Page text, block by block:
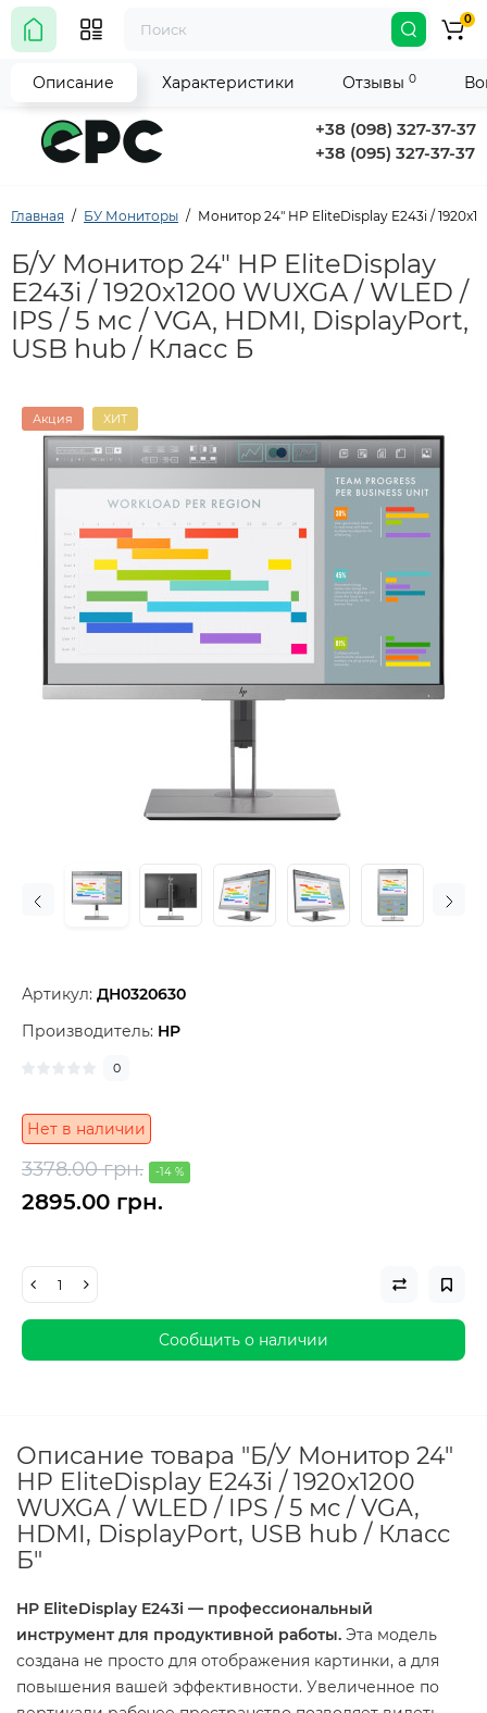
+38 (098) 327-37-37
+38 (095) 327-37-37
0
Главная БУ Мониторы Монитор 24" HP EliteDisplay E243i /
Б/У Монитор 24" HP EliteDisplay
E243i / 1920x1200 WUXGA / WLED /
IPS / 5 мс / VGA, HDMI, DisplayPort,
USB hub / Класс Б
Акция ХИТ
Артикул: ДН0320630
Производитель: HP
0
Нет в наличии
3378.00 грн. -14 %
2895.00 грн.
Сообщить о наличии
Описание Характеристики Отзывы 0
Описание товара "Б/У Монитор 24"
HP EliteDisplay E243i / 1920x1200
WUXGA / WLED / IPS / 5 мс / VGA,
HDMI, DisplayPort, USB hub / Класс
Б"
HP EliteDisplay E243i — профессиональный
инструмент для продуктивной работы. Эта модель
создана не просто для отображения картинки, а для
повышения вашей эффективности. Увеличенное по